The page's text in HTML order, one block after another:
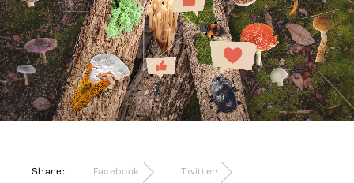
Share: Facebook Twitter